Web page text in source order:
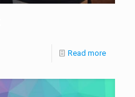
Read more